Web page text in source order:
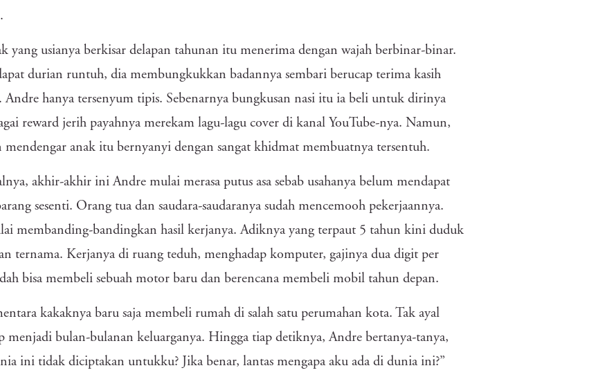
yang usianya berkisar delapan tahunan itu menerima dengan wajah berbinar-binar.
durian runtuh, dia membungkukkan badannya sembari berucap terima kasih
Andre hanya tersenyum tipis. Sebenarnya bungkusan nasi itu ia beli untuk dirinya
reward jerih payahnya merekam lagu-lagu cover di kanal YouTube-nya. Namun,
mendengar anak itu bernyanyi dengan sangat khidmat membuatnya tersentuh.
akhir-akhir ini Andre mulai merasa putus asa sebab usahanya belum mendapat
sesenti. Orang tua dan saudara-saudaranya sudah mencemooh pekerjaannya.
membanding-bandingkan hasil kerjanya. Adiknya yang terpaut 5 tahun kini duduk
ternama. Kerjanya di ruang teduh, menghadap komputer, gajinya dua digit per
bisa membeli sebuah motor baru dan berencana membeli mobil tahun depan.
kakaknya baru saja membeli rumah di salah satu perumahan kota. Tak ayal
menjadi bulan-bulanan keluarganya. Hingga tiap detiknya, Andre bertanya-tanya,
ini tidak diciptakan untukku? Jika benar, lantas mengapa aku ada di dunia ini?”